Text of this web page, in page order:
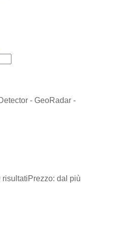
- GeoRadar -
risultatiPrezzo: dal più